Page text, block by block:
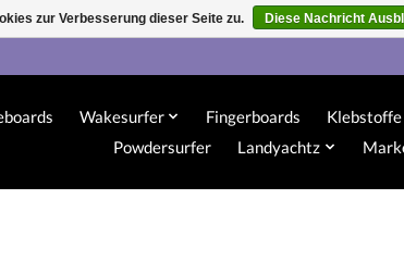
Wakesurfer Fingerboards Klebstoffe
Powdersurfer
Landyachtz
zur Verbesserung dieser Seite zu. Diese Nachricht